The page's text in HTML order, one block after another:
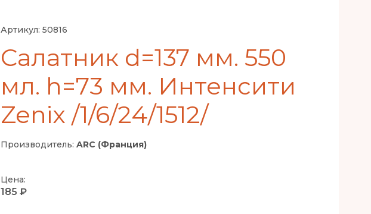
Артикул: 50816
Салатник d=137 мм. 550
мл. h=73 мм. Интенсити
Zenix /1/6/24/1512/
Производитель: ARC (Франция)
Цена:
185 ₽